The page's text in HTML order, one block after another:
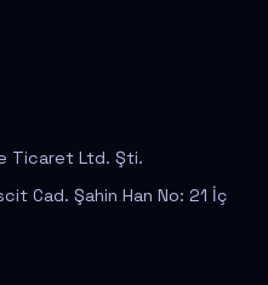
Ticaret Ltd. Şti.
Cad. Şahin Han No: 21 İç